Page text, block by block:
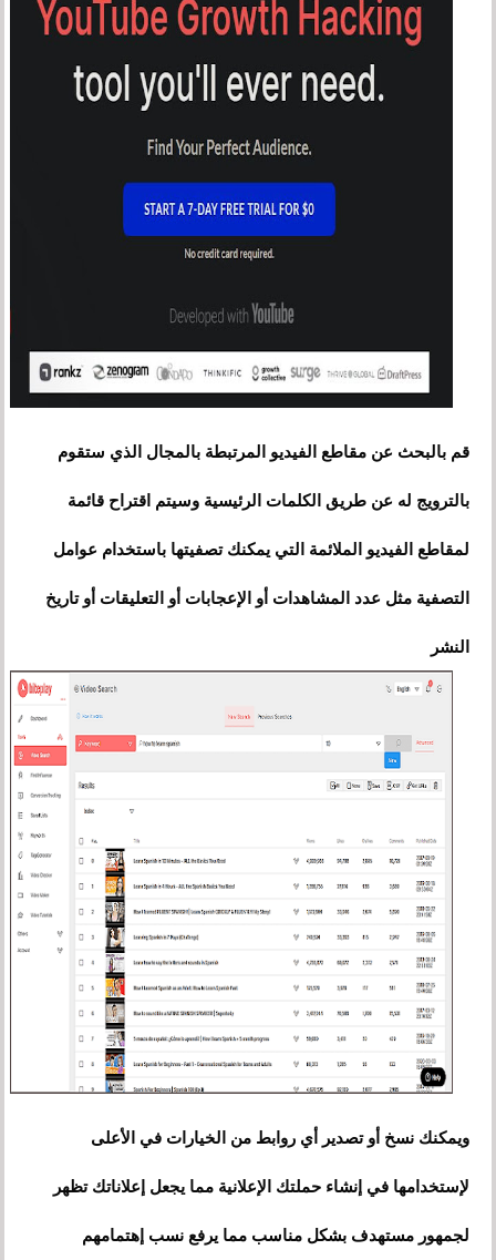
قم بالبحث عن مقاطع الفيديو المرتبطة بالمجال الذي ستقوم
بالترويج له عن طريق الكلمات الرئيسية وسيتم اقتراح قائمة
لمقاطع الفيديو الملائمة التي يمكنك تصفيتها باستخدام عوامل
التصفية مثل عدد المشاهدات أو الإعجابات أو التعليقات أو تاريخ
النشر
ويمكنك نسخ أو تصدير أي روابط من الخيارات في الأعلى
لإستخدامها في إنشاء حملتك الإعلانية مما يجعل إعلاناتك تظهر
لجمهور مستهدف بشكل مناسب مما يرفع نسب إهتمامهم